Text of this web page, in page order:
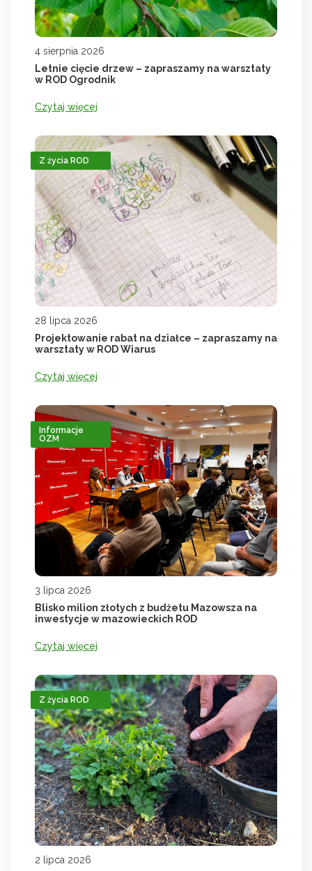
4 sierpnia 2026
Letnie cięcie drzew – zapraszamy na warsztaty
w ROD Ogrodnik
Czytaj więcej
Z życia ROD
28 lipca 2026
Projektowanie rabat na działce – zapraszamy na
warsztaty w ROD Wiarus
Czytaj więcej
Informacje
OZM
3 lipca 2026
Blisko milion złotych z budżetu Mazowsza na
inwestycje w mazowieckich ROD
Czytaj więcej
Z życia ROD
2 lipca 2026